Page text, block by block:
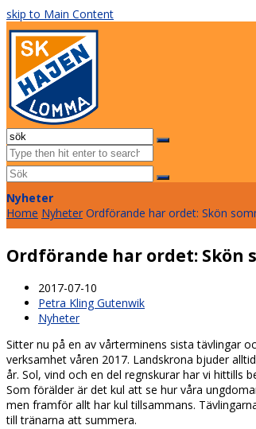
skip to Main Content
Facebook
Instagram
Email
Open
Mobile
Menu
Sök
Submit
Nyheter
Home Nyheter Ordförande har ordet: Skön
Ordförande har ordet: Skön
2017-07-10
Petra Kling Gutenwik
Nyheter
Sitter nu på en av vårterminens sista tävlingar
verksamhet våren 2017. Landskrona bjuder
år. Sol, vind och en del regnskurar har vi hittills
Som förälder är det kul att se hur våra
men framför allt har kul tillsammans.
till tränarna att summera.